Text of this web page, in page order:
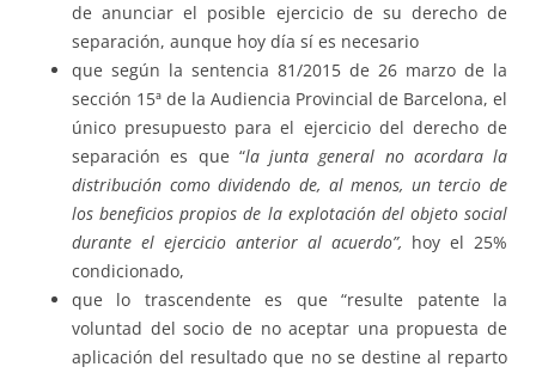
de anunciar el posible ejercicio de su derecho de
separación, aunque hoy día sí es necesario
que según la sentencia 81/2015 de 26 marzo de la
sección 15ª de la Audiencia Provincial de Barcelona, el
único presupuesto para el ejercicio del derecho de
separación es que “la junta general no acordara la
distribución como dividendo de, al menos, un tercio de
los beneficios propios de la explotación del objeto social
durante el ejercicio anterior al acuerdo”, hoy el 25%
condicionado,
que lo trascendente es que “resulte patente la
voluntad del socio de no aceptar una propuesta de
aplicación del resultado que no se destine al reparto